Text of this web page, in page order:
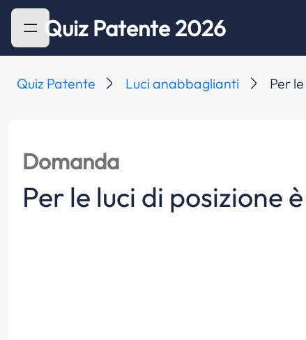
Quiz Patente 2026
Quiz Patente Luci anabbaglianti Per
Domanda
Per le luci di posizione